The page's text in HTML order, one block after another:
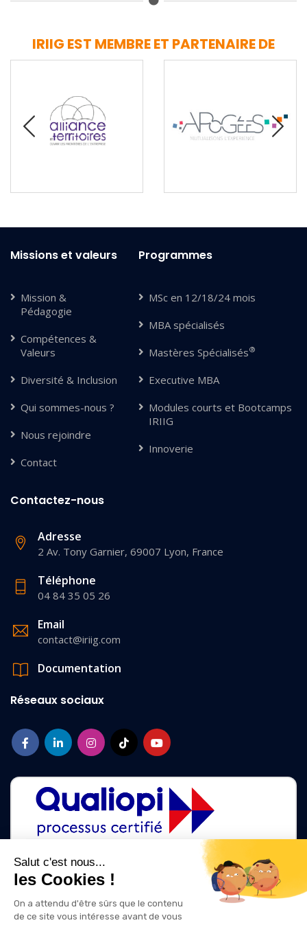
Salut c'est nous...
les Cookies !
On a attendu d'être sûrs que le contenu
de ce site vous intéresse avant de vous
IRIIG EST MEMBRE ET PARTENAIRE DE
Missions et valeurs
Mission &
Pédagogie
Compétences &
Valeurs
Diversité & Inclusion
Qui sommes-nous ?
Nous rejoindre
Contact
Programmes
MSc en 12/18/24 mois
MBA spécialisés
Mastères Spécialisés®
Executive MBA
Modules courts et Bootcamps
IRIIG
Innoverie
Contactez-nous
Adresse
2 Av. Tony Garnier, 69007 Lyon, France
Téléphone
04 84 35 05 26
Email
contact@iriig.com
Documentation
Réseaux sociaux
La certification qualité a été délivrée au titre des catégories d'action
ACTIONS DE FORMATION